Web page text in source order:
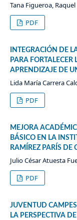
Tana Figueroa,
PDF
INTEGRACIÓN DE
PARA
APRENDIZAJE DE
Lida María Carrera
PDF
MEJORA
BÁSICO EN LA
RAMÍREZ PARÍS DE
Julio César Atuesta
PDF
JUVENTUD
LA PERSPECTIVA